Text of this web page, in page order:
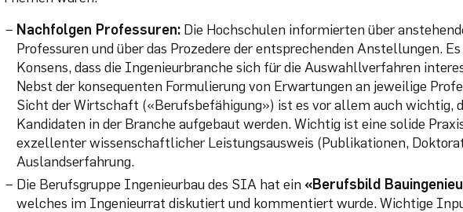
Nachfolgen Professuren: Die Hochschulen informierten über
Professuren und über das Prozedere der entsprechenden Anstellungen.
Konsens, dass die Ingenieurbranche sich für die Auswahllverfahren
Nebst der konsequenten Formulierung von Erwartungen an jeweilige
Sicht der Wirtschaft («Berufsbefähigung») ist es vor allem auch wichtig,
Kandidaten in der Branche aufgebaut werden. Wichtig ist eine solide
exzellenter wissenschaftlicher Leistungsausweis (Publikationen,
Auslandserfahrung.
Die Berufsgruppe Ingenieurbau des SIA hat ein «Berufsbild
welches im Ingenieurrat diskutiert und kommentiert wurde. Wichtige